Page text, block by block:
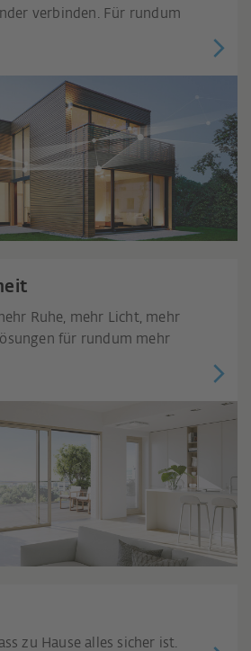
verbinden. Für rundum
Ruhe, mehr Licht, mehr
für rundum mehr
zu Hause alles sicher ist.